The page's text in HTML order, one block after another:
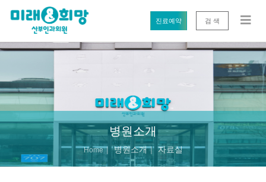
진료예약 검 색
병원소개
Home 병원소개 자료실